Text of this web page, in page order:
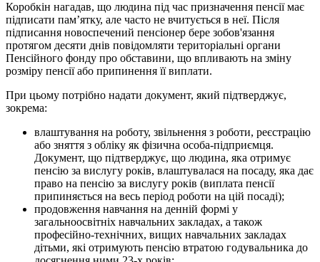
Коробкін нагадав, що людина під час призначення пенсії має
підписати пам’ятку, але часто не вчитується в неї. Після
підписання новоспечений пенсіонер бере зобов'язання
протягом десяти днів повідомляти територіальні органи
Пенсійного фонду про обставини, що впливають на зміну
розміру пенсії або припинення її виплати.
При цьому потрібно надати документ, який підтверджує,
зокрема:
влаштування на роботу, звільнення з роботи, реєстрацію
або зняття з обліку як фізична особа-підприємця.
Документ, що підтверджує, що людина, яка отримує
пенсію за вислугу років, влаштувалася на посаду, яка дає
право на пенсію за вислугу років (виплата пенсії
припиняється на весь період роботи на цій посаді);
продовження навчання на денній формі у
загальноосвітніх навчальних закладах, а також
професійно-технічних, вищих навчальних закладах
дітьми, які отримують пенсію втратою годувальника до